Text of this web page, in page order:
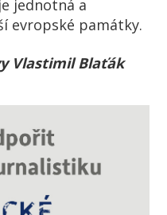
jednotná a
evropské památky.
Vlastimil Blaťák